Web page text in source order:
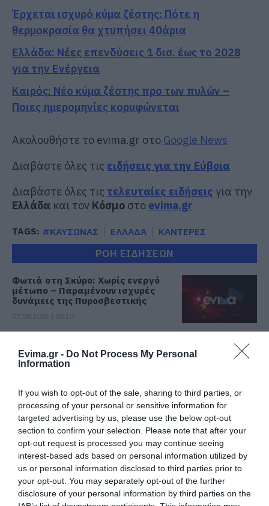
Evima.gr - Do Not Process My Personal
Information
If you wish to opt-out of the sale, sharing to third parties, or
processing of your personal or sensitive information for
targeted advertising by us, please use the below opt-out
section to confirm your selection. Please note that after your
opt-out request is processed you may continue seeing
interest-based ads based on personal information utilized by
us or personal information disclosed to third parties prior to
your opt-out. You may separately opt-out of the further
disclosure of your personal information by third parties on the
Έρχεται ισχυρό κύμα ζέστης: Πότε η
θερμοκρασία θα χτυπήσει 40άρια
Ελλάδα: Νέες επενδύσεις 1 δισ. έως το 2028
για την Ενέργεια
Καιρός: Νέο κύμα ζέστης προ των πυλών –
Ποιες ημερομηνίες κορυφώνεται
Ακολουθήστε το evima.gr στο Google News
Διαβάστε όλες τις ειδήσεις για την Εύβοια
Διαβάστε όλες τις τελευταίες ειδήσεις για την
Ελλάδα και τον Κόσμο στο evima.gr
TAGS: #ΚΑΥΣΩΝΑΣ ΕΛΛΑΔΑ ΚΑΝΤΕΡΕΣ
ΡΟΗ ΕΙΔΗΣΕΩΝ
Φωτιά στη Σκύρο: Χωρίς ενεργό
μέτωπο – Παραμένουν ισχυρές
δυνάμεις της Πυροσβεστικής
στη Σκύρο
06.08.2026 | 23:15
Φωτιά στη Σκύρο: Δύσκολη νύχτα
για την Καλαμίτσα – Νέες εικόνες
και βίντεο
06.08.2026 | 22:04
Εύβοια: Με κατάνυξη και πλήθος
κόσμου η μεγάλη γιορτή στους
Ωρεούς – Παρών ο Θανάσης
Ζεμπίλης